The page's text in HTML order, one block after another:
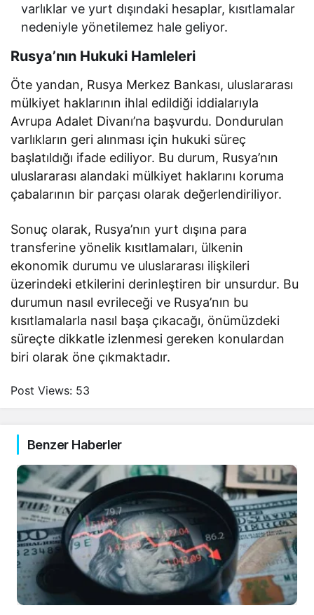
varlıklar ve yurt dışındaki hesaplar, kısıtlamalar
nedeniyle yönetilemez hale geliyor.
Rusya’nın Hukuki Hamleleri
Öte yandan, Rusya Merkez Bankası, uluslararası
mülkiyet haklarının ihlal edildiği iddialarıyla
Avrupa Adalet Divanı’na başvurdu. Dondurulan
varlıkların geri alınması için hukuki süreç
başlatıldığı ifade ediliyor. Bu durum, Rusya’nın
uluslararası alandaki mülkiyet haklarını koruma
çabalarının bir parçası olarak değerlendiriliyor.
Sonuç olarak, Rusya’nın yurt dışına para
transferine yönelik kısıtlamaları, ülkenin
ekonomik durumu ve uluslararası ilişkileri
üzerindeki etkilerini derinleştiren bir unsurdur. Bu
durumun nasıl evrileceği ve Rusya’nın bu
kısıtlamalarla nasıl başa çıkacağı, önümüzdeki
süreçte dikkatle izlenmesi gereken konulardan
biri olarak öne çıkmaktadır.
Post Views: 53
Benzer Haberler